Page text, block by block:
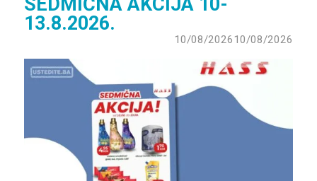
13.8.2026.
10/08/2026 10/08/2026